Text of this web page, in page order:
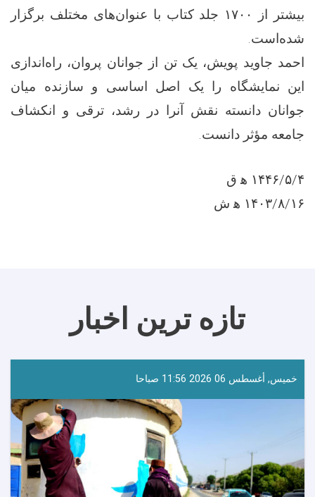
بیشتر از ۱۷۰۰ جلد کتاب با عنوان‌های مختلف برگزار
شده‌است.
احمد جاوید پویش، یک تن از جوانان پروان، راه‌اندازی
این نمایشگاه را یک اصل اساسی و سازنده میان
جوانان دانسته نقش آنرا در رشد، ترقی و انکشاف
جامعه مؤثر دانست.
۱۴۴۶/۵/۴ ه‍ ق
۱۴۰۳/۸/۱۶ ه‍ ش
تازه ترین اخبار
خميس, أغسطس 06 2026 11:56 صباحا